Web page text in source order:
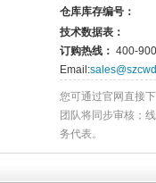
仓库库存编号：
技术数据表：
订购热线： 400-
Email:
您可通过官网直接
团队将同步审核；
务代表。